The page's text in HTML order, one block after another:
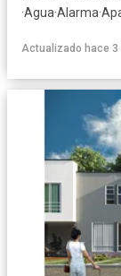
·Agua·Alarma·
Actualizado hace 3